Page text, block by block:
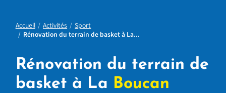
Accueil Activités
Sport
Rénovation du terrain de basket à La...
Rénovation du terrain de
basket à La Boucan